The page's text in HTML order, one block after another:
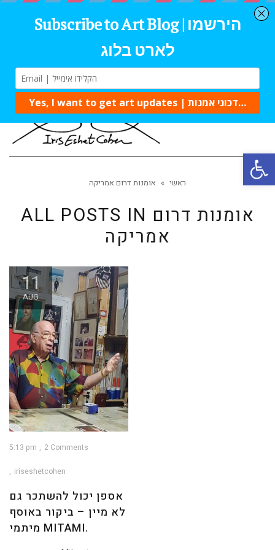
ראשי » אומנות דרום אמריקה
ALL POSTS IN אומנות דרום
אמריקה
11
AUG
5:13 pm 2 Comments
iriseshetcohen
אספן יכול להשתכר גם
לא מיין – ביקור באוסף
מיתמי MITAMI.